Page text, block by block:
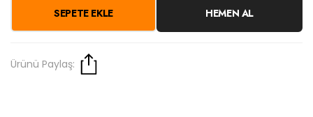
SEPETE EKLE HEMEN AL
Ürünü Paylaş: